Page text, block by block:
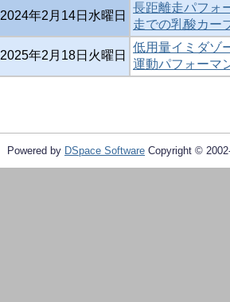
2024年2月14日水曜日
長距離走パフォ
走での乳酸カー
2025年2月18日火曜日
低用量イミダゾ
運動パフォーマ
Powered by DSpace Software Copyright ©